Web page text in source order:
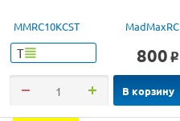
MMRC10KCST MadMaxRC
Т 800 o
В корзину